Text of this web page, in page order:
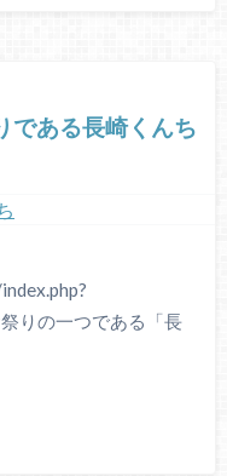
である長崎くんち
りの一つである「長